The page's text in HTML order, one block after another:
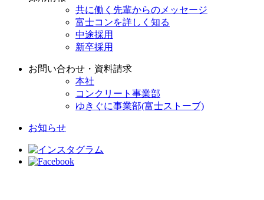
共に働く先輩からのメッセージ
富士コンを詳しく知る
中途採用
新卒採用
お問い合わせ・資料請求
本社
コンクリート事業部
ゆきぐに事業部(富士ストーブ)
お知らせ